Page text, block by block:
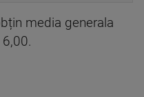
media generala